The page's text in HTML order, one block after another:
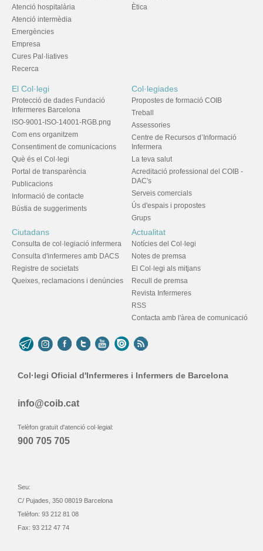
Atenció hospitalària
Atenció intermèdia
Emergències
Empresa
Cures Pal·liatives
Recerca
Ètica
El Col·legi
Protecció de dades Fundació
Infermeres Barcelona
ISO-9001-ISO-14001-RGB.png
Com ens organitzem
Consentiment de comunicacions
Què és el Col·legi
Portal de transparència
Publicacions
Informació de contacte
Bústia de suggeriments
Col·legiades
Propostes de formació COIB
Treball
Assessories
Centre de Recursos d’Informació
Infermera
La teva salut
Acreditació professional del COIB -
DAC's
Serveis comercials
Ús d'espais i propostes
Grups
Ciutadans
Consulta de col·legiació infermera
Consulta d'infermeres amb DACS
Registre de societats
Queixes, reclamacions i denúncies
Actualitat
Notícies del Col·legi
Notes de premsa
El Col·legi als mitjans
Recull de premsa
Revista Infermeres
RSS
Contacta amb l'àrea de comunicació
Col·legi Oficial d'Infermeres i Infermers de Barcelona
info@coib.cat
Telèfon gratuït d'atenció col·legial:
900 705 705
Seu:
C/ Pujades, 350 08019 Barcelona
Telèfon: 93 212 81 08
Fax: 93 212 47 74